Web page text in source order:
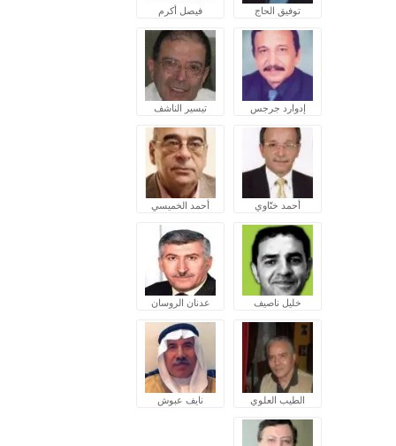
توفيق الحاج فيصل أكرم
إدوارد جرجس تيسير الناشف
أحمد ختّاوي أحمد الخميسي
خليل ناصيف عدنان الروسان
الطيب العلوي نايف عبوش